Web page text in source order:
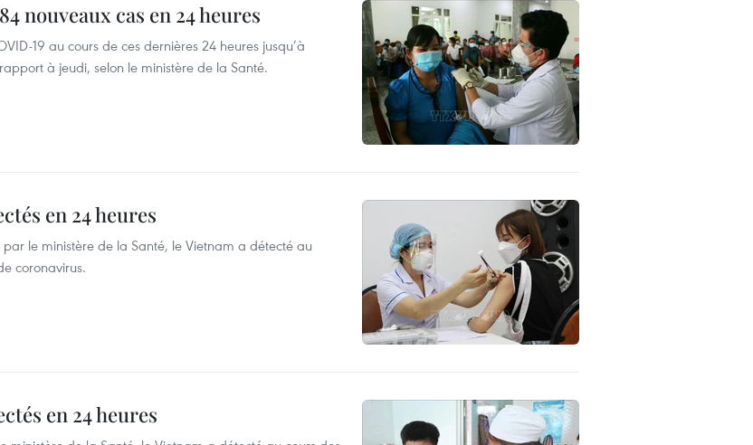
nouveaux cas en 24 heures
19 au cours de ces dernières 24 heures jusqu’à
à jeudi, selon le ministère de la Santé.
en 24 heures
le ministère de la Santé, le Vietnam a détecté au
coronavirus.
en 24 heures